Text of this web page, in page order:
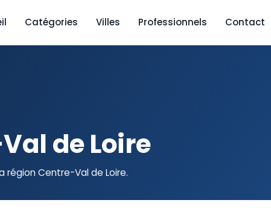
Catégories Villes Professionnels Contact
de Loire
Centre-Val de Loire.